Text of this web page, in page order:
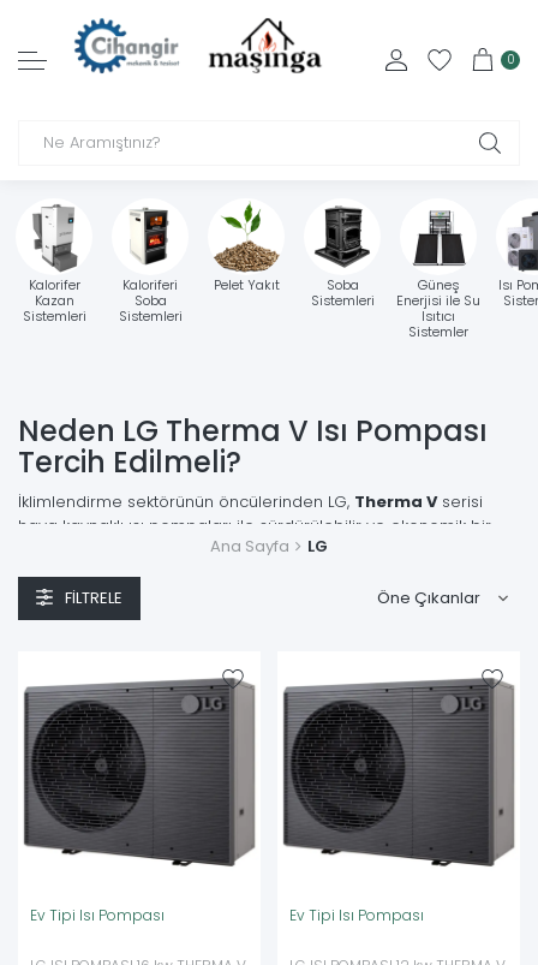
0
Kalorifer
Kazan
Sistemleri
Kaloriferi
Soba
Sistemleri
Pelet Yakıt
Soba
Sistemleri
Güneş
Enerjisi ile Su
Isıtıcı
Sistemler
Isı
Neden LG Therma V Isı Pompası
Tercih Edilmeli?
İklimlendirme sektörünün öncülerinden LG, Therma Vserisi
hava kaynaklı ısı pompaları ile sürdürülebilir ve ekonomik bir
ısınma geleceği sunuyor. Dış ortamdaki doğal ısı enerjisini
alarak iç mekanlara aktaran LG ısı pompaları, geleneksel fosil
yakıtlı (kombi, katı yakıtlı kazan vb.) sistemlere göre%400'e
varan enerji tasarrufu
kesintisiz kullanım sıcak suyu elde edebilirsiniz.
Ana Sayfa LG
FILTRELE
Ev Tipi Isı Pompası Ev Tipi Isı Pompası